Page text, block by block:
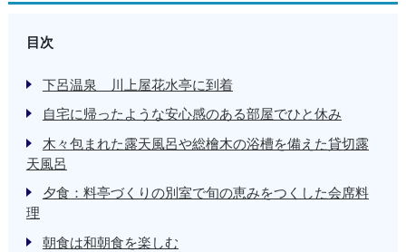
目次
下呂温泉 川上屋花水亭に到着
自宅に帰ったような安心感のある部屋でひと休み
木々包まれた露天風呂や総檜木の浴槽を備えた貸切露
天風呂
夕食：料亭づくりの別室で旬の恵みをつくした会席料
理
朝食は和朝食を楽しむ